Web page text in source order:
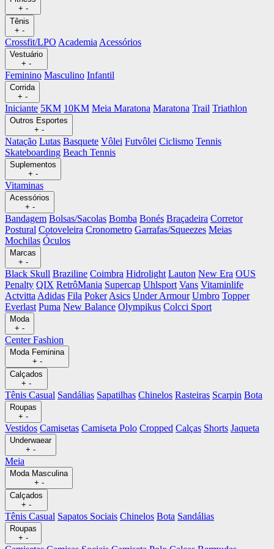
+ -
Tênis
+ -
Crossfit/LPO Academia Acessórios
Vestuário
+ -
Feminino Masculino Infantil
Corrida
+ -
Iniciante 5KM 10KM Meia Maratona Maratona Trail Triathlon
Outros Esportes
+ -
Natação Lutas Basquete Vôlei Futvôlei Ciclismo Tennis
Skateboarding Beach Tennis
Suplementos
+ -
Vitaminas
Acessórios
+ -
Bandagem Bolsas/Sacolas Bomba Bonés Braçadeira Corretor
Postural Cotoveleira Cronometro Garrafas/Squeezes Meias
Mochilas Óculos
Marcas
+ -
Black Skull Braziline Coimbra Hidrolight Lauton New Era OUS
Penalty QIX RetrôMania Supercap Uhlsport Vans Vitaminlife
Actvitta Adidas Fila Poker Asics Under Armour Umbro Topper
Everlast Puma New Balance Olympikus Colcci Sport
Moda
+ -
Center Fashion
Moda Feminina
+ -
Calçados
+ -
Tênis Casual Sandálias Sapatilhas Chinelos Rasteiras Scarpin Bota
Roupas
+ -
Vestidos Camisetas Camiseta Polo Cropped Calças Shorts Jaqueta
Underwaear
+ -
Meia
Moda Masculina
+ -
Calçados
+ -
Tênis Casual Sapatos Sociais Chinelos Bota Sandálias
Roupas
+ -